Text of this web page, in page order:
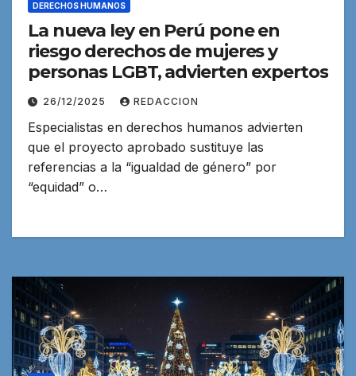
DERECHOS HUMANOS
La nueva ley en Perú pone en
riesgo derechos de mujeres y
personas LGBT, advierten expertos
26/12/2025 REDACCION
Especialistas en derechos humanos advierten
que el proyecto aprobado sustituye las
referencias a la “igualdad de género” por
“equidad” o…